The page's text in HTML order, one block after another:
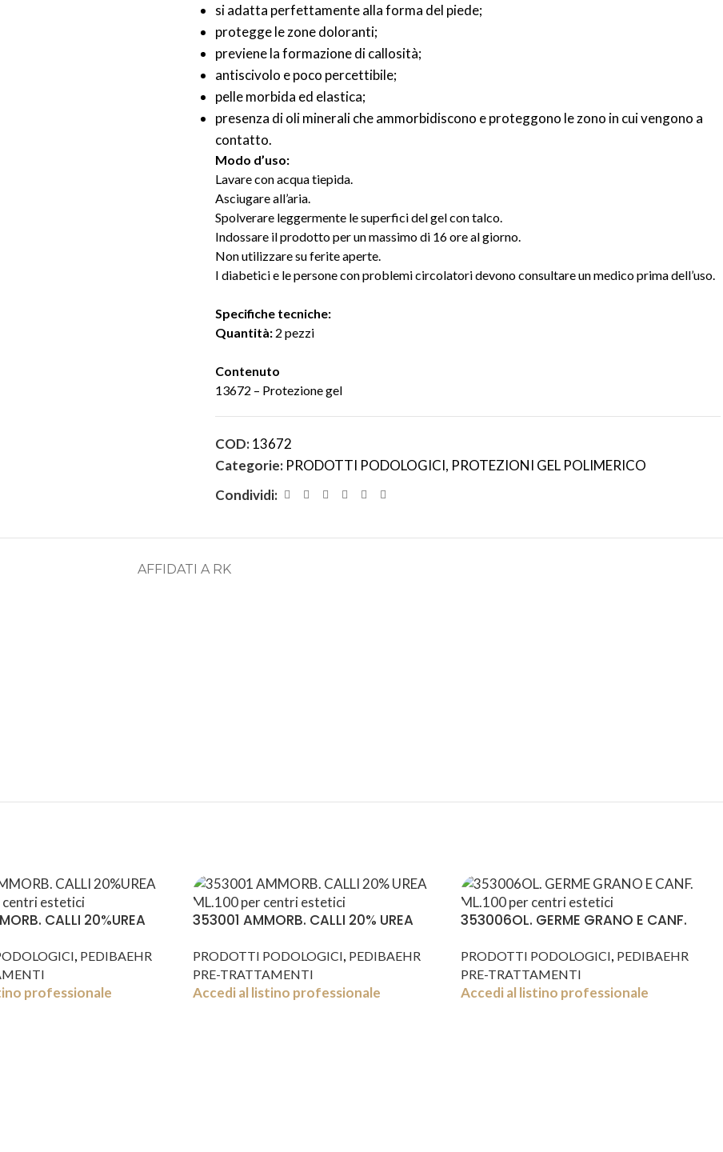
si adatta perfettamente alla forma del piede;
protegge le zone doloranti;
previene la formazione di callosità;
antiscivolo e poco percettibile;
pelle morbida ed elastica;
presenza di oli minerali che ammorbidiscono e proteggono le zono in cui vengono a
contatto.
Modo d’uso:
Lavare con acqua tiepida.
Asciugare all’aria.
Spolverare leggermente le superfici del gel con talco.
Indossare il prodotto per un massimo di 16 ore al giorno.
Non utilizzare su ferite aperte.
I diabetici e le persone con problemi circolatori devono consultare un medico prima dell’uso.
Specifiche tecniche:
Quantità:2 pezzi
Contenuto
13672 – Protezione gel
COD:13672
Categorie: PRODOTTI PODOLOGICI, PROTEZIONI GEL POLIMERICO
Condividi:
AFFIDATI A RK
CALLI 20%UREA
, PEDIBAEHR
professionale
353001 AMMORB. CALLI 20% UREA
PRODOTTI PODOLOGICI, PEDIBAEHR
PRE-TRATTAMENTI
Accedi al listino professionale
353006OL. GERME GRANO E CANF.
PRODOTTI PODOLOGICI, PEDIBAEHR
PRE-TRATTAMENTI
Accedi al listino professionale